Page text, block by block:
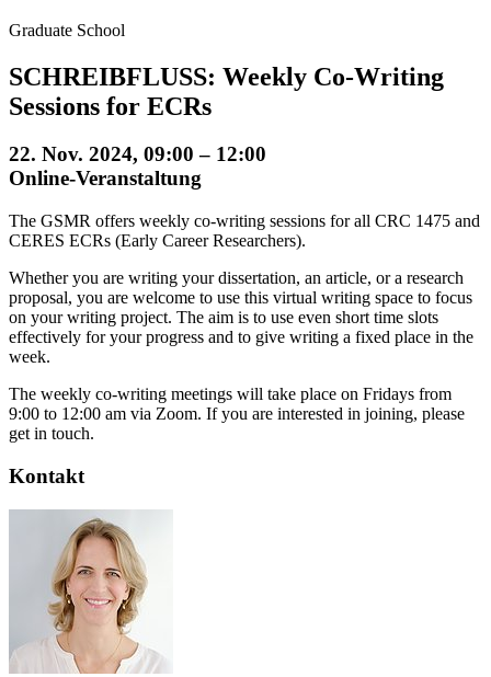
Graduate School
SCHREIBFLUSS: Weekly Co-Writing
Sessions for ECRs
22. Nov. 2024, 09:00 – 12:00
Online-Veranstaltung
The GSMR offers weekly co-writing sessions for all CRC 1475 and
CERES ECRs (Early Career Researchers).
Whether you are writing your dissertation, an article, or a research
proposal, you are welcome to use this virtual writing space to focus
on your writing project. The aim is to use even short time slots
effectively for your progress and to give writing a fixed place in the
week.
The weekly co-writing meetings will take place on Fridays from
9:00 to 12:00 am via Zoom. If you are interested in joining, please
get in touch.
Kontakt